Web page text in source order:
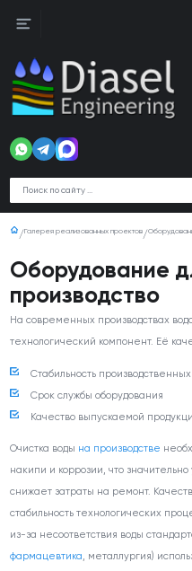
Галерея реализованных проектов
Оборудование
производство
На современных производствах
технологический компонент. Её
Стабильность
Срок службы оборудования
Качество выпускаемой
Очистка воды на производстве
накипи и коррозии, что
снижает затраты на ремонт.
стабильность технологических
из-за несоответствия воды
фармацевтика, металлургия)